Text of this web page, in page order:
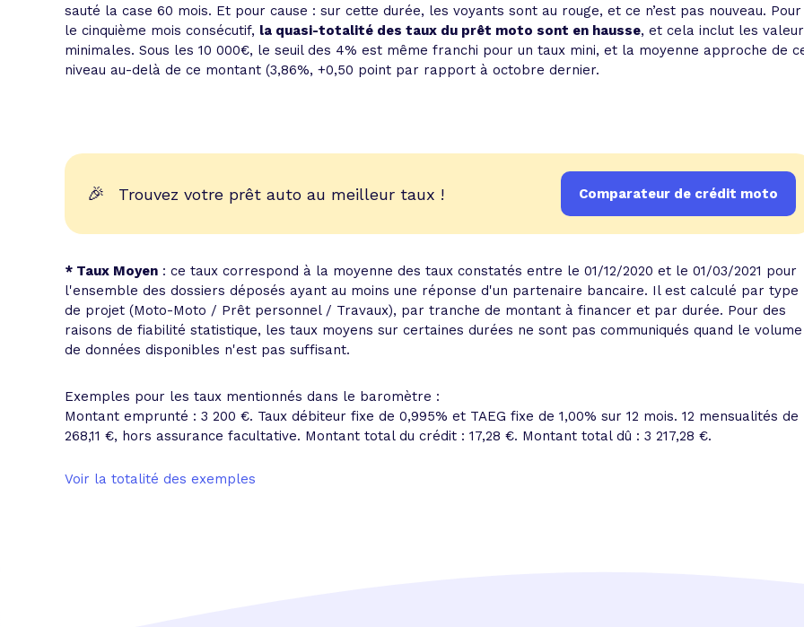
sauté la case 60 mois. Et pour cause : sur cette durée, les voyants sont au rouge, et ce n’est pas nouveau. Pour
le cinquième mois consécutif, la quasi-totalité des taux du prêt moto sont en hausse, et cela inclut les
minimales. Sous les 10 000€, le seuil des 4% est même franchi pour un taux mini, et la moyenne approche de
niveau au-delà de ce montant (3,86%, +0,50 point par rapport à octobre dernier.
🎉 Trouvez votre prêt auto au meilleur taux ! Comparateur de crédit moto
* Taux Moyen : ce taux correspond à la moyenne des taux constatés entre le 01/12/2020 et le 01/03/2021 pour
l'ensemble des dossiers déposés ayant au moins une réponse d'un partenaire bancaire. Il est calculé par type
de projet (Moto-Moto / Prêt personnel / Travaux), par tranche de montant à financer et par durée. Pour des
raisons de fiabilité statistique, les taux moyens sur certaines durées ne sont pas communiqués quand le volume
de données disponibles n'est pas suffisant.
Exemples pour les taux mentionnés dans le baromètre :
Montant emprunté : 3 200 €. Taux débiteur fixe de 0,995% et TAEG fixe de 1,00% sur 12 mois. 12 mensualités de
268,11 €, hors assurance facultative. Montant total du crédit : 17,28 €. Montant total dû : 3 217,28 €.
Voir la totalité des exemples